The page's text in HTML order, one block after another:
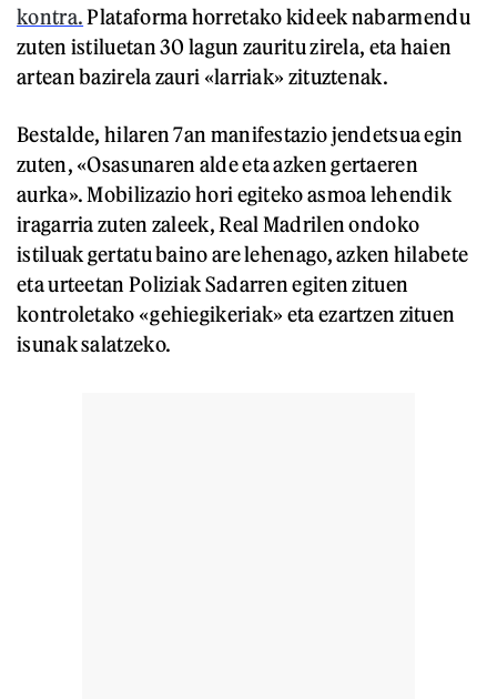
kontra.Plataforma horretako kideek nabarmendu
zuten istiluetan 30 lagun zauritu zirela, eta haien
artean bazirela zauri «larriak» zituztenak.
Bestalde, hilaren 7an manifestazio jendetsua egin
zuten, «Osasunaren alde eta azken gertaeren
aurka». Mobilizazio hori egiteko asmoa lehendik
iragarria zuten zaleek, Real Madrilen ondoko
istiluak gertatu baino are lehenago, azken hilabete
eta urteetan Poliziak Sadarren egiten zituen
kontroletako «gehiegikeriak» eta ezartzen zituen
isunak salatzeko.